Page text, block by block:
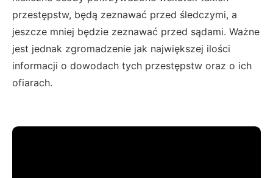
przestępstw, będą zeznawać przed śledczymi, a
jeszcze mniej będzie zeznawać przed sądami. Ważne
jest jednak zgromadzenie jak największej ilości
informacji o dowodach tych przestępstw oraz o ich
ofiarach.